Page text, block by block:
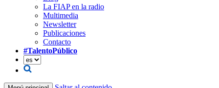
La FIAP en la radio
Multimedia
Newsletter
Publicaciones
Contacto
#TalentoPúblico